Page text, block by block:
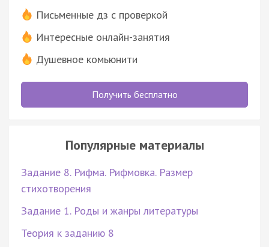
Письменные дз с проверкой
Интересные онлайн-занятия
Душевное комьюнити
Получить бесплатно
Популярные материалы
Задание 8. Рифма. Рифмовка. Размер
стихотворения
Задание 1. Роды и жанры литературы
Теория к заданию 8